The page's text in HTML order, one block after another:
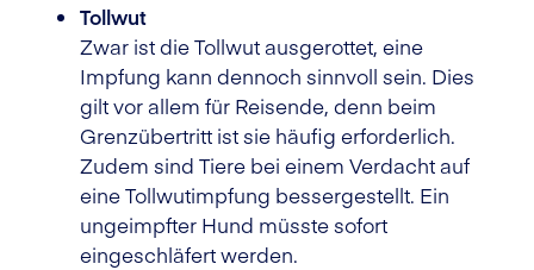
Tollwut
Zwar ist die Tollwut ausgerottet, eine
Impfung kann dennoch sinnvoll sein. Dies
gilt vor allem für Reisende, denn beim
Grenzübertritt ist sie häufig erforderlich.
Zudem sind Tiere bei einem Verdacht auf
eine Tollwutimpfung bessergestellt. Ein
ungeimpfter Hund müsste sofort
eingeschläfert werden.